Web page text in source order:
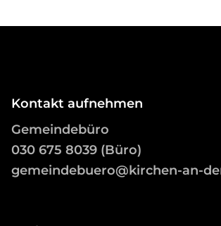
Kontakt aufnehmen
Gemeindebüro
030 675 8039 (Büro)
gemeindebuero@kirchen-an-